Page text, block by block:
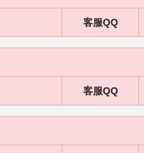
客服QQ
客服QQ